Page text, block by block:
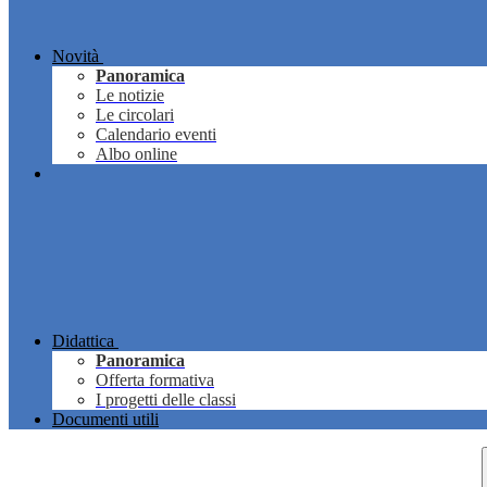
Novità
Panoramica
Le notizie
Le circolari
Calendario eventi
Albo online
Didattica
Panoramica
Offerta formativa
I progetti delle classi
Documenti utili